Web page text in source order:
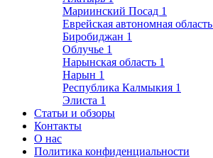
Мариинский Посад 1
Еврейская автономная область
Биробиджан 1
Облучье 1
Нарынская область 1
Нарын 1
Республика Калмыкия 1
Элиста 1
Статьи и обзоры
Контакты
О нас
Политика конфиденциальности